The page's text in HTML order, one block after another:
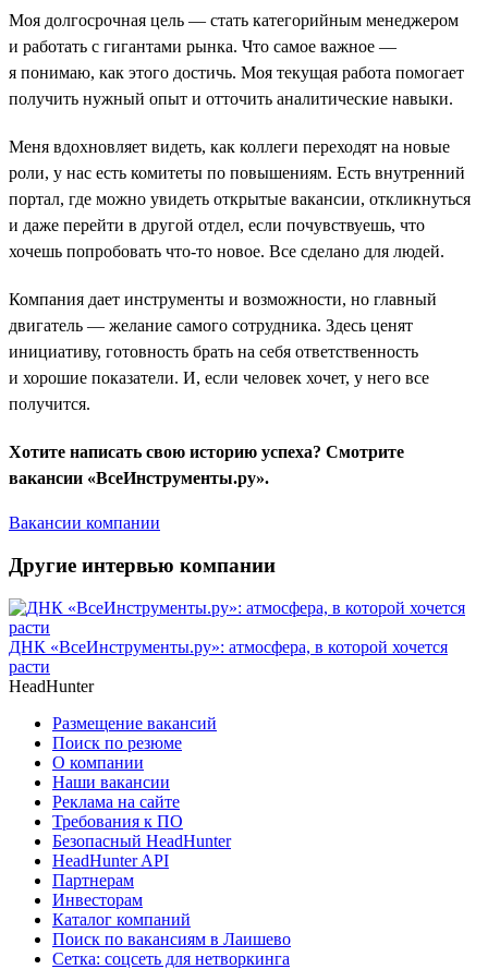
Моя долгосрочная цель — стать категорийным менеджером
и работать с гигантами рынка. Что самое важное —
я понимаю, как этого достичь. Моя текущая работа помогает
получить нужный опыт и отточить аналитические навыки.
Меня вдохновляет видеть, как коллеги переходят на новые
роли, у нас есть комитеты по повышениям. Есть внутренний
портал, где можно увидеть открытые вакансии, откликнуться
и даже перейти в другой отдел, если почувствуешь, что
хочешь попробовать что-то новое. Все сделано для людей.
Компания дает инструменты и возможности, но главный
двигатель — желание самого сотрудника. Здесь ценят
инициативу, готовность брать на себя ответственность
и хорошие показатели. И, если человек хочет, у него все
получится.
Хотите написать свою историю успеха? Смотрите
вакансии «ВсеИнструменты.ру».
Вакансии компании
Другие интервью компании
ДНК «ВсеИнструменты.ру»: атмосфера, в которой хочется
расти
HeadHunter
Размещение вакансий
Поиск по резюме
О компании
Наши вакансии
Реклама на сайте
Требования к ПО
Безопасный HeadHunter
HeadHunter API
Партнерам
Инвесторам
Каталог компаний
Поиск по вакансиям в Лаишево
Сетка: соцсеть для нетворкинга